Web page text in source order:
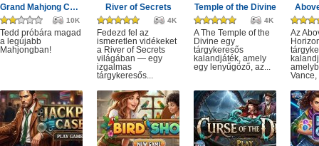
Grand Mahjong Connect
10K
Tedd próbára magad
a legújabb
Mahjongban!
River of Secrets
4K
Fedezd fel az
ismeretlen vidékeket
a River of Secrets
világában — egy
izgalmas
tárgykeresős...
Temple of the Divine
4K
A The Temple of the
Divine egy
tárgykeresős
kalandjáték, amely
egy lenyűgöző, az...
Az
Vance,